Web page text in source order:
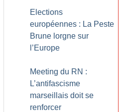
Elections
européennes : La Peste
Brune lorgne sur
l’Europe
Meeting du RN :
L’antifascisme
marseillais doit se
renforcer